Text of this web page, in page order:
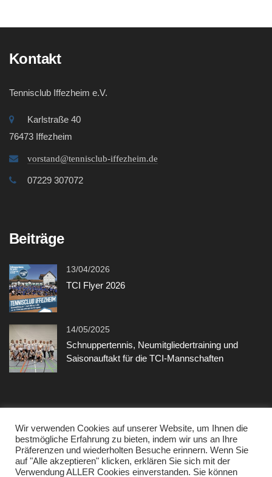
Kontakt
Tennisclub Iffezheim e.V.
Karlstraße 40
76473 Iffezheim
vorstand@tennisclub-iffezheim.de
07229 307072
Beiträge
13/04/2026
TCI Flyer 2026
14/05/2025
Schnuppertennis, Neumitgliedertraining und
Saisonauftakt für die TCI-Mannschaften
Sonstiges
Kontakt
Wir verwenden Cookies auf unserer Website, um Ihnen die
bestmögliche Erfahrung zu bieten, indem wir uns an Ihre
Präferenzen und wiederholten Besuche erinnern. Wenn Sie
auf "Alle akzeptieren" klicken, erklären Sie sich mit der
Verwendung ALLER Cookies einverstanden. Sie können